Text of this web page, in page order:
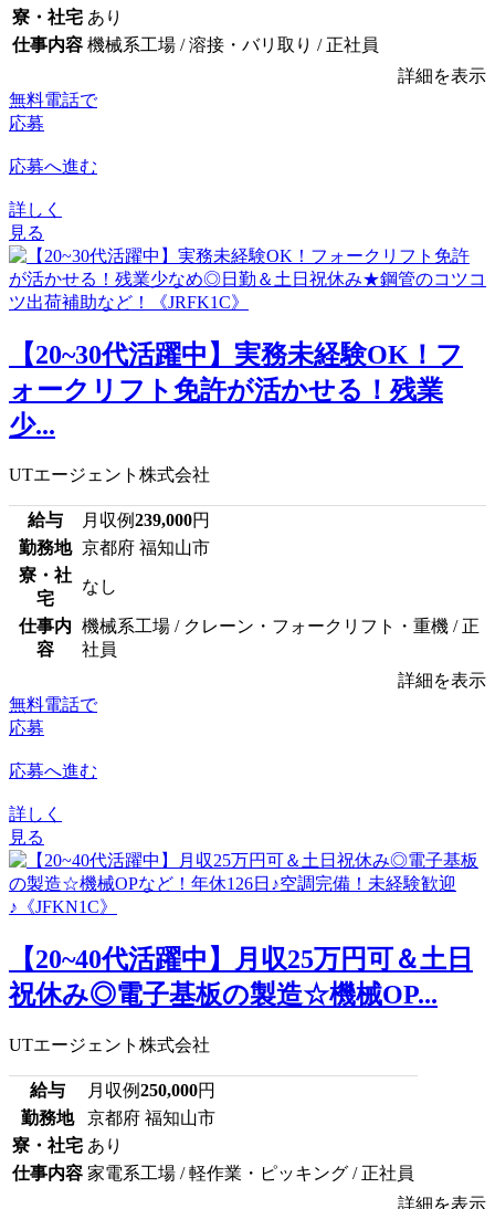
寮・社宅 あり
仕事内容 機械系工場 / 溶接・バリ取り / 正社員
詳細を表示
無料電話で
応募
応募へ進む
詳しく
見る
【20~30代活躍中】実務未経験OK！フ
ォークリフト免許が活かせる！残業
少...
UTエージェント株式会社
給与 月収例239,000円
勤務地 京都府 福知山市
寮・社
宅
なし
仕事内
容
機械系工場 / クレーン・フォークリフト・重機 / 正
社員
詳細を表示
無料電話で
応募
応募へ進む
詳しく
見る
【20~40代活躍中】月収25万円可＆土日
祝休み◎電子基板の製造☆機械OP...
UTエージェント株式会社
給与 月収例250,000円
勤務地
京都府 福知山市
寮・社宅 あり
仕事内容 家電系工場 / 軽作業・ピッキング / 正社員
詳細を表示